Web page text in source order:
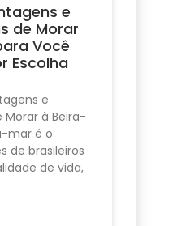
e
de Morar
Você
Escolha
e
Morar à Beira-
mar é o
de brasileiros
de vida,